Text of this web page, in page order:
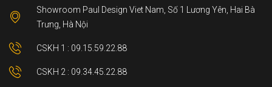
Showroom Paul Design Viet Nam, Số 1 Lương Yên, Hai Bà
Trưng, Hà Nội
CSKH 1 : 09.15.59.22.88
CSKH 2 : 09.34.45.22.88